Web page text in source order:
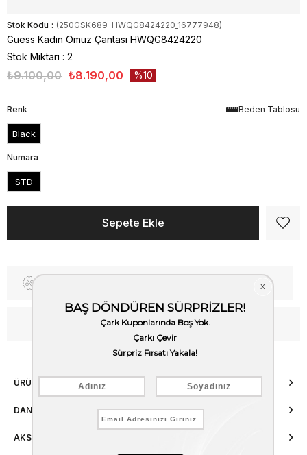
Stok Kodu (250GSK689-HWQG8424220_16777948)
Guess Kadın Omuz Çantası HWQG8424220
Stok Miktarı : 2
₺9.100,00 ₺8.190,00 10
Beden Tablosu
Renk
Black
Numara
STD
WhatsApp’tan Bilgi Al
ÜRÜN ÖZELLIKLERI
DANIŞMA HATTI
AKSESUAR ONARIMI